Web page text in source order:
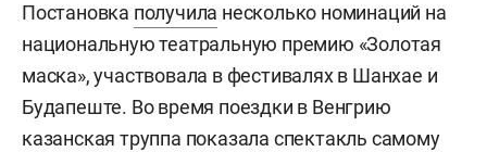
Постановка получила несколько номинаций на
национальную театральную премию «Золотая
маска», участвовала в фестивалях в Шанхае и
Будапеште. Во время поездки в Венгрию
казанская труппа показала спектакль самому